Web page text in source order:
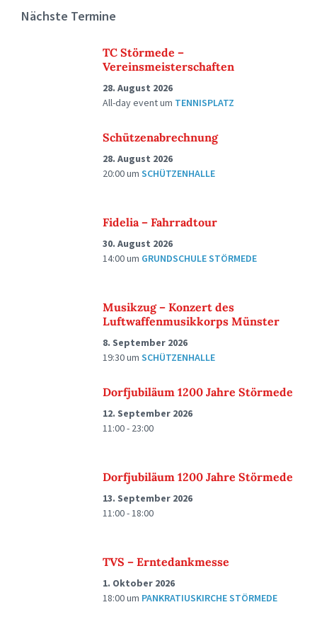
Nächste Termine
TC Störmede –
Vereinsmeisterschaften
28. August 2026
All-day eventum TENNISPLATZ
Schützenabrechnung
28. August 2026
20:00um SCHÜTZENHALLE
Fidelia – Fahrradtour
30. August 2026
14:00um GRUNDSCHULE STÖRMEDE
Musikzug – Konzert des
Luftwaffenmusikkorps Münster
8. September 2026
19:30um SCHÜTZENHALLE
Dorfjubiläum 1200 Jahre Störmede
12. September 2026
11:00 - 23:00
Dorfjubiläum 1200 Jahre Störmede
13. September 2026
11:00 - 18:00
TVS – Erntedankmesse
1. Oktober 2026
18:00um PANKRATIUSKIRCHE STÖRMEDE